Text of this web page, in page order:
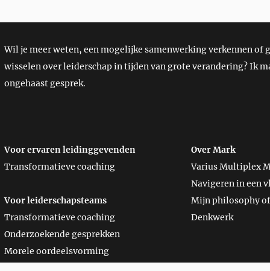
Wil je meer weten, een mogelijke samenwerking verkennen of
wisselen over leiderschap in tijden van grote verandering? Ik
ongehaast gesprek.
Voor ervaren leidinggevenden
Transformatieve coaching
Voor leiderschapsteams
Transformatieve coaching
Onderzoekende gesprekken
Morele oordeelsvorming
Over Mark
Varius Multiplex
Navigeren in een
Mijn philosophy
Denkwerk